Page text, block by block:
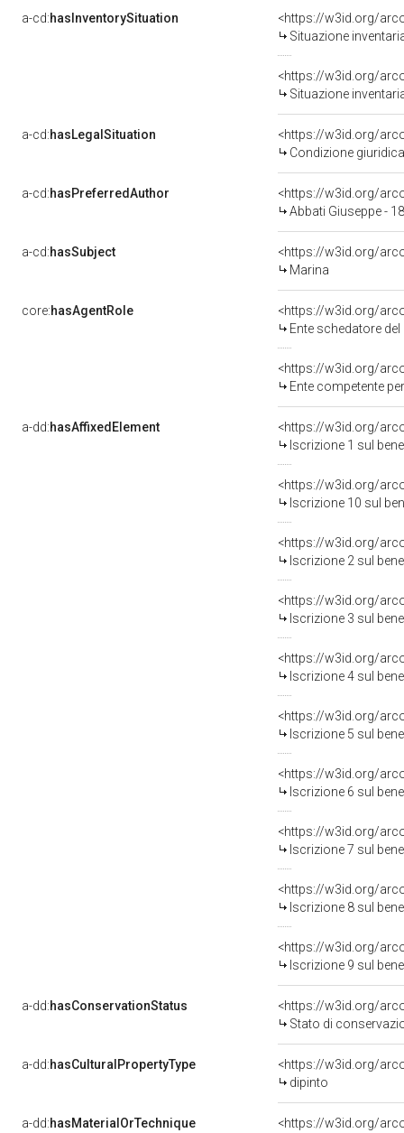
a-cd:hasInventorySituation
<https://w3id.org/
Situazione
<https://w3id.org/
Situazione
a-cd:hasLegalSituation
Condizione
a-cd:hasPreferredAuthor
<https://w3id.org/
Abbati Giuseppe -
a-cd:hasSubject
<https://w3id.org/
Marina
core:hasAgentRole
<https://w3id.org/
Ente schedatore del bene
<https://w3id.org/
Ente competente
a-dd:hasAffixedElement
<https://w3id.org/
Iscrizione 1 sul
<https://w3id.org/
Iscrizione 10 sul
<https://w3id.org/
Iscrizione 2 sul
<https://w3id.org/
Iscrizione 3 sul
<https://w3id.org/
Iscrizione 4 sul
<https://w3id.org/
Iscrizione 5 sul
<https://w3id.org/
Iscrizione 6 sul
<https://w3id.org/
Iscrizione 7 sul
<https://w3id.org/
Iscrizione 8 sul
<https://w3id.org/
Iscrizione 9 sul
a-dd:hasConservationStatus
<https://w3id.org/
Stato di
a-dd:hasCulturalPropertyType
<https://w3id.org/
dipinto
a-dd:hasMaterialOrTechnique
<https://w3id.org/